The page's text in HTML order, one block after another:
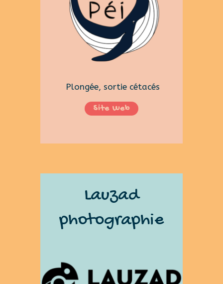
Plongée, sortie cétacés
Site Web
Lauzad
photographie